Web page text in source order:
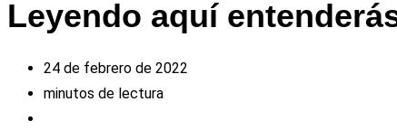
Leyendo aquí
24 de febrero de 2022
minutos de lectura